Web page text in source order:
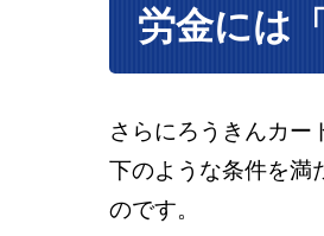
労金には
さらにろうきんカー
下のような条件を満
のです。